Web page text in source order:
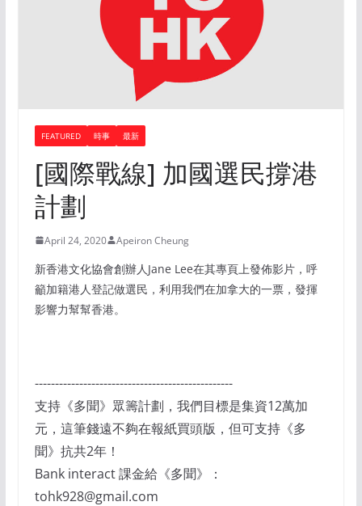
FEATURED 時事 最新
[國際戰線] 加國選民撐港
計劃
April 24, 2020 Apeiron Cheung
新香港文化協會創辦人Jane Lee在其專頁上發佈影片，呼
籲加籍港人登記做選民，利用我們在加拿大的一票，發揮
影響力幫幫香港。
-------------------------------------------------
支持《多聞》眾籌計劃，我們目標是集資12萬加
元，這筆錢遠不夠在報紙買頭版，但可支持《多
聞》抗共2年！
Bank interact 課金給《多聞》：
tohk928@gmail.com